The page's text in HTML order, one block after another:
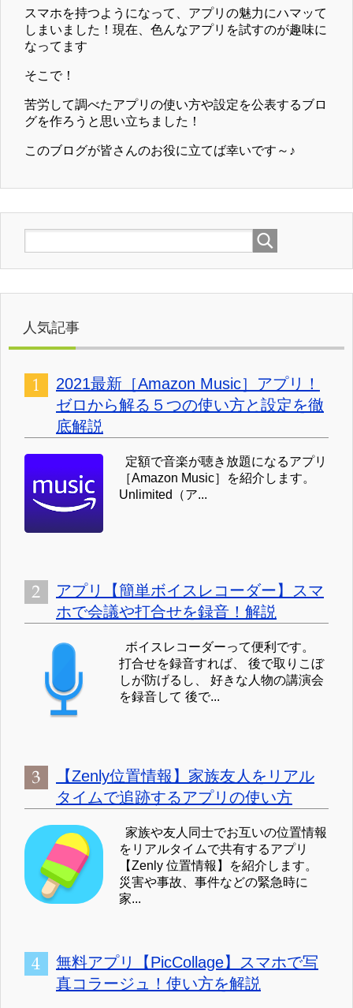
スマホを持つようになって、アプリの魅力にハマッて
しまいました！現在、色んなアプリを試すのが趣味に
なってます
そこで！
苦労して調べたアプリの使い方や設定を公表するブロ
グを作ろうと思い立ちました！
このブログが皆さんのお役に立てば幸いです～♪
人気記事
2021最新［Amazon Music］アプリ！
ゼロから解る５つの使い方と設定を徹
底解説
定額で音楽が聴き放題になるアプリ
［Amazon Music］を紹介します。
Unlimited（ア...
アプリ【簡単ボイスレコーダー】スマ
ホで会議や打合せを録音！解説
ボイスレコーダーって便利です。
打合せを録音すれば、 後で取りこぼ
しが防げるし、 好きな人物の講演会
を録音して 後で...
【Zenly位置情報】家族友人をリアル
タイムで追跡するアプリの使い方
家族や友人同士でお互いの位置情報
をリアルタイムで共有するアプリ
【Zenly 位置情報】を紹介します。
災害や事故、事件などの緊急時に
家...
無料アプリ【PicCollage】スマホで写
真コラージュ！使い方を解説